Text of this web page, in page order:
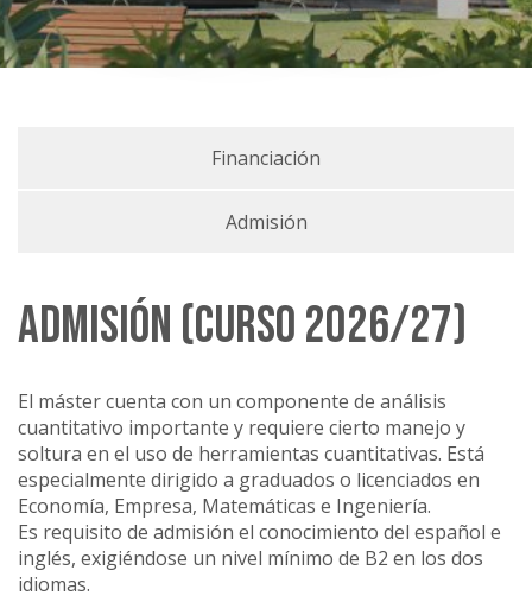
Financiación
Admisión
Admisión (curso 2026/27)
El máster cuenta con un componente de análisis
cuantitativo importante y requiere cierto manejo y
soltura en el uso de herramientas cuantitativas. Está
especialmente dirigido a graduados o licenciados en
Economía, Empresa, Matemáticas e Ingeniería.
Es requisito de admisión el conocimiento del español e
inglés, exigiéndose un nivel mínimo de B2 en los dos
idiomas.